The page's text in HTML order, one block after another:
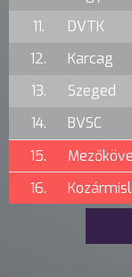
11.
DVTK
12.
Karcag
13.
Szeged
14.
BVSC
15.
16.